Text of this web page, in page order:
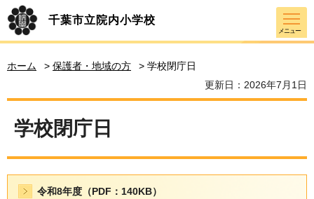
千葉市立院内小学校
メニュー
ホーム > 保護者・地域の方
> 学校閉庁日
更新日：2026年7月1日
学校閉庁日
令和8年度（PDF：140KB）